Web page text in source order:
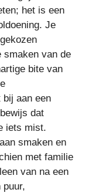
het is een
Je
smaken van de
bite van
aan een
dat
iets mist.
smaken en
met familie
van na een
puur,